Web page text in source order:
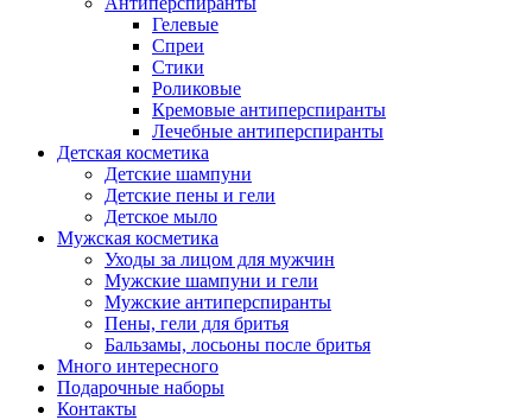
Гелевые
Спреи
Стики
Роликовые
Кремовые антиперспиранты
Лечебные антиперспиранты
Детская косметика
Детские шампуни
Детские пены и гели
Детское мыло
Мужская косметика
Уходы за лицом для мужчин
Мужские шампуни и гели
Мужские антиперспиранты
Пены, гели для бритья
Бальзамы, лосьоны после бритья
Много интересного
Подарочные наборы
Контакты